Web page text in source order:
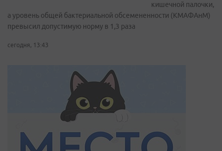
кишечной палочки,
а уровень общей бактериальной обсемененности (КМАФАнМ)
превысил допустимую норму в 1,3 раза
сегодня, 13:43